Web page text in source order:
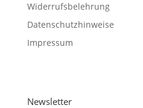
Widerrufsbelehrung
Datenschutzhinweise
Impressum
Newsletter